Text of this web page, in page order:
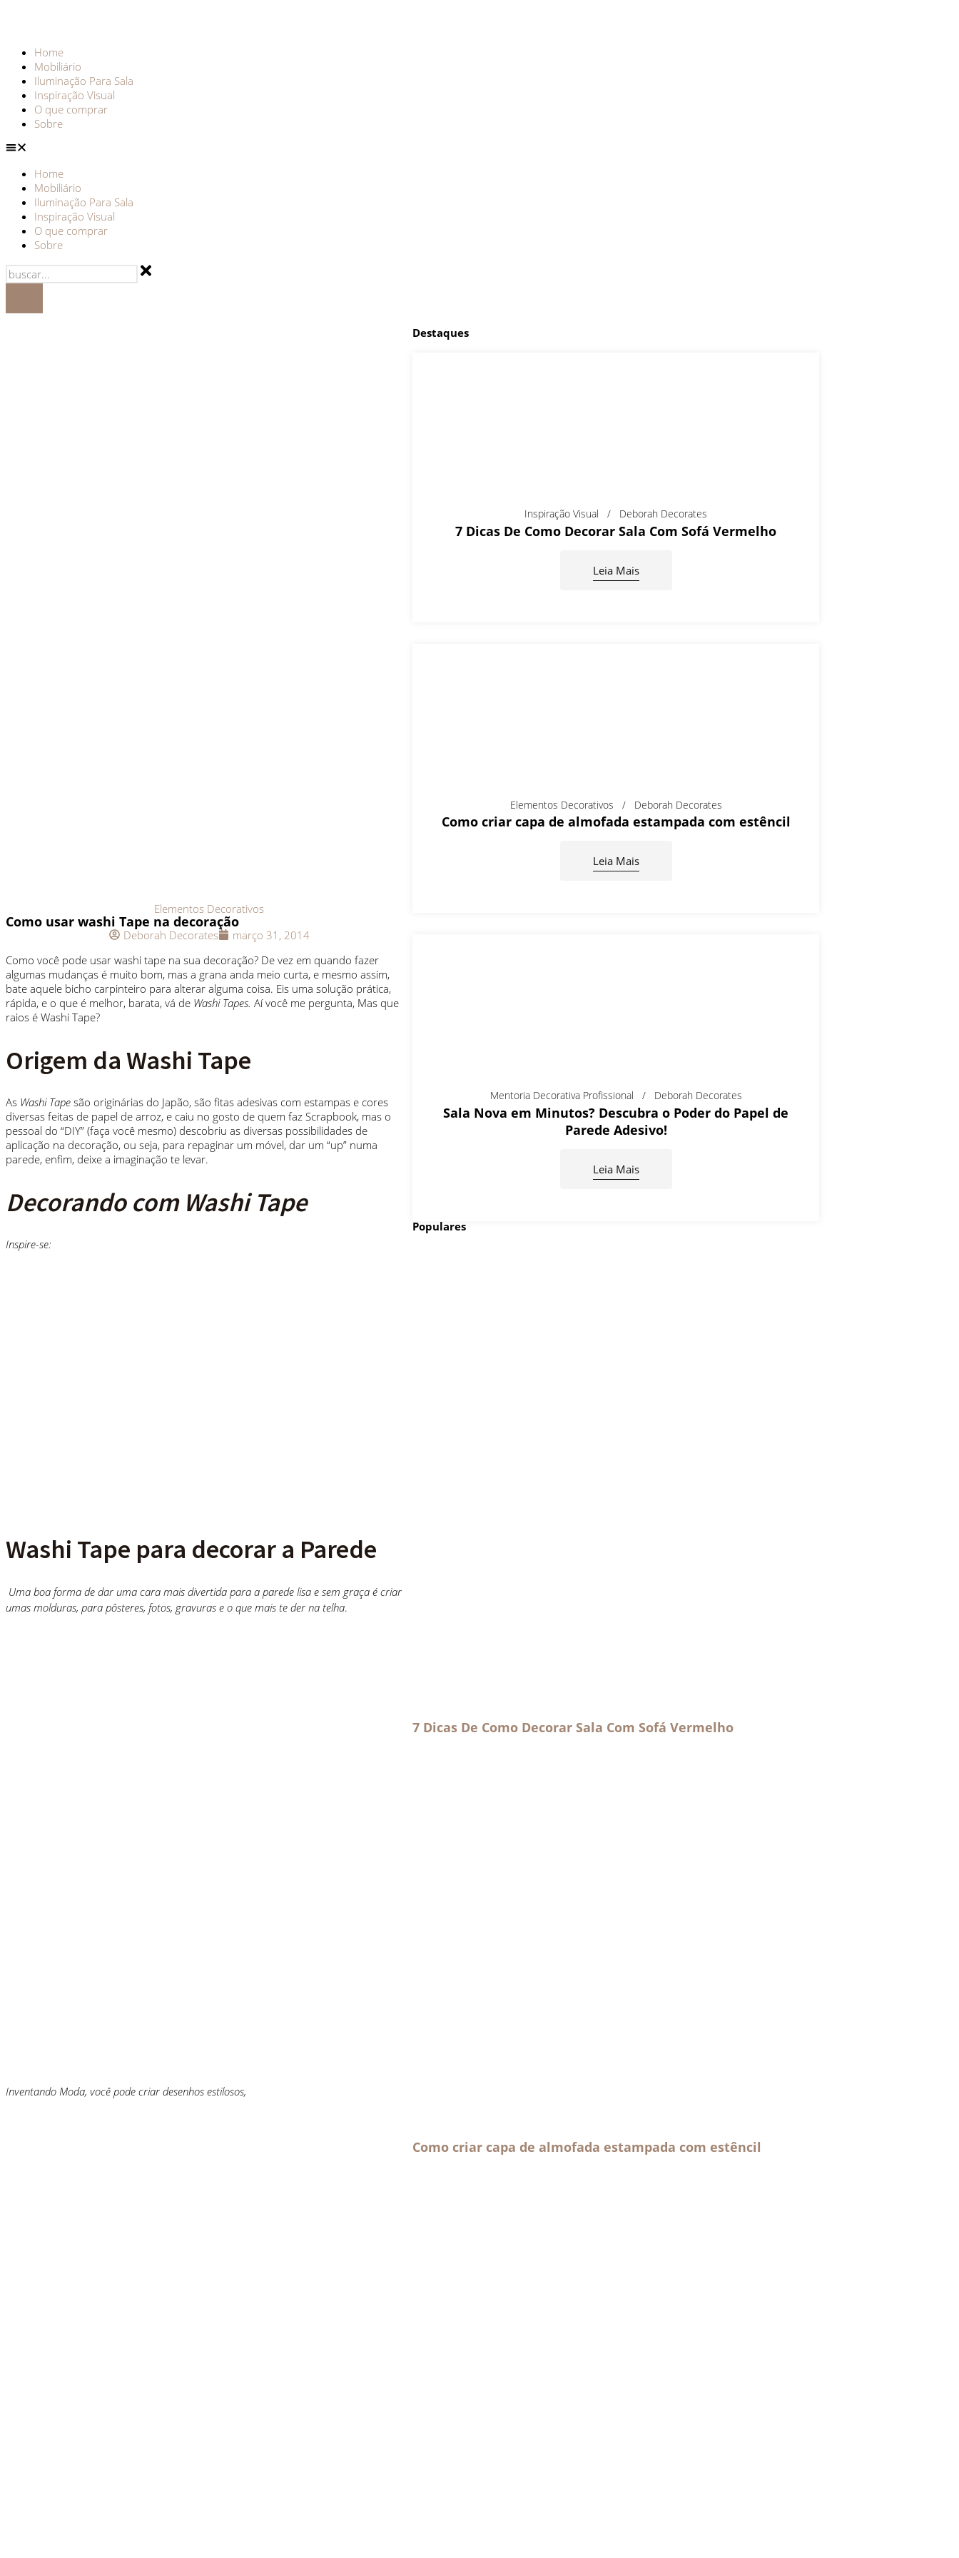
Home
Mobiliário
Iluminação Para Sala
Inspiração Visual
O que comprar
Sobre
Home
Mobiliário
Iluminação Para Sala
Inspiração Visual
O que comprar
Sobre
Elementos Decorativos
Como usar washi Tape na decoração
Deborah Decorates
março 31, 2014
Como você pode usar washi tape na sua decoração? De vez em quando fazer
algumas mudanças é muito bom, mas a grana anda meio curta, e mesmo assim,
bate aquele bicho carpinteiro para alterar alguma coisa. Eis uma solução prática,
rápida, e o que é melhor, barata, vá de Washi Tapes. Aí você me pergunta, Mas que
raios é Washi Tape?
Origem da Washi Tape
As Washi Tape são originárias do Japão, são fitas adesivas com estampas e cores
diversas feitas de papel de arroz, e caiu no gosto de quem faz Scrapbook, mas o
pessoal do “DIY” (faça você mesmo) descobriu as diversas possibilidades de
aplicação na decoração, ou seja, para repaginar um móvel, dar um “up” numa
parede, enfim, deixe a imaginação te levar.
Decorando com Washi Tape
Inspire-se:
Washi Tape para decorar a Parede
Uma boa forma de dar uma cara mais divertida para a parede lisa e sem graça é criar
umas molduras, para pôsteres, fotos, gravuras e o que mais te der na telha.
Inventando Moda, você pode criar desenhos estilosos,
Destaques
Inspiração Visual Deborah Decorates
7 Dicas De Como Decorar Sala Com Sofá Vermelho
Leia Mais
Elementos Decorativos Deborah Decorates
Como criar capa de almofada estampada com estêncil
Leia Mais
Mentoria Decorativa Profissional Deborah Decorates
Sala Nova em Minutos? Descubra o Poder do Papel de
Parede Adesivo!
Leia Mais
Populares
7 Dicas De Como Decorar Sala Com Sofá Vermelho
Como criar capa de almofada estampada com estêncil